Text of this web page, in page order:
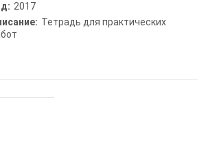
2017
Тетрадь для практических